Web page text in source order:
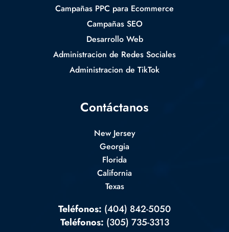
Campañas PPC para Ecommerce
Campañas SEO
Desarrollo Web
Administracion de Redes Sociales
Administracion de TikTok
Contáctanos
New Jersey
Georgia
Florida
California
Texas
Teléfonos: (404) 842-5050
Teléfonos: (305) 735-3313